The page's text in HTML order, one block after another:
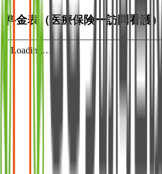
料金表（医療保険ー訪問看護）